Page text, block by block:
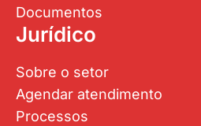
Documentos
Jurídico
Sobre o setor
Agendar atendimento
Processos